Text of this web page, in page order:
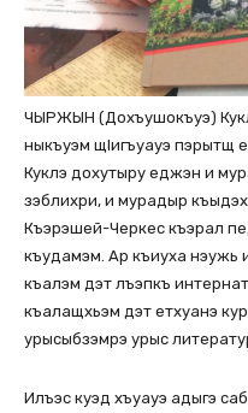
ЧЫРЖЫН (Дохъушокъуэ)
ныкъуэм щIигъуауэ пэрытщ
Куклэ дохутыру еджэн и
зэблихри, и мурадыр
Къэрэшей-Черкес къэрал
къудамэм. Ар къиуха
къалэм дэт лъэпкъ
къалащхьэм дэт етхуанэ
урысыбзэмрэ урыс
Илъэс куэд хъуауэ адыгэ